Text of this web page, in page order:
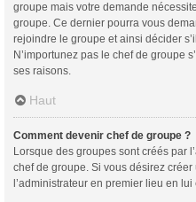
groupe mais votre demande
groupe. Ce dernier pourra vous
rejoindre le groupe et ainsi décider
N’importunez pas le chef de groupe
ses raisons.
Haut
Comment devenir chef de groupe ?
Lorsque des groupes sont créés par
chef de groupe. Si vous désirez
l’administrateur en premier lieu en